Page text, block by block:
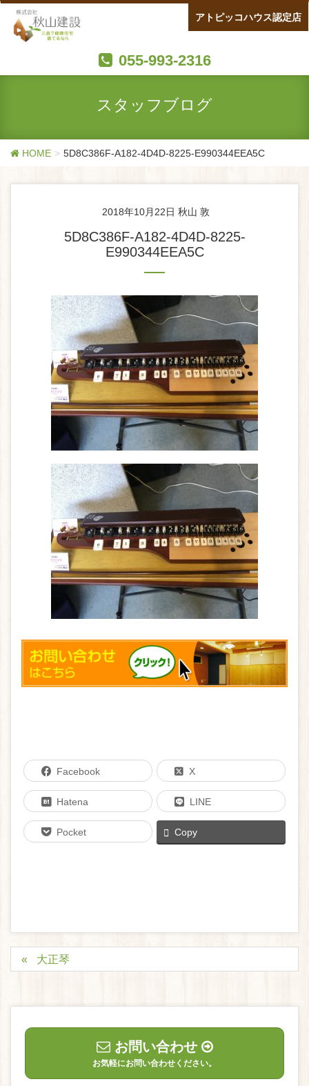
055-993-2316
アトピッコハウス認定店
スタッフブログ
HOME 5D8C386F-A182-4D4D-8225-E990344EEA5C
2018年10月22日 秋山 敦
5D8C386F-A182-4D4D-8225-
E990344EEA5C
Facebook X
Hatena LINE
Pocket Copy
大正琴
お問い合わせ
お気軽にお問い合わせください。